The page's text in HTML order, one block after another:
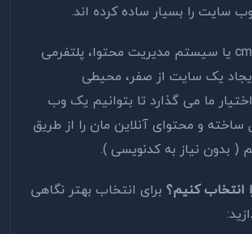
سایت را بسیار ساده کرده اند.
به زبان ساده، cms یا سیستم مدیریت محتوا، پلتفرمی
یک سایت از صفر، محیطی
اختیار ما می گذارد تا بتوانیم یک وب
ساخته و محتوای آنلاین مان را از طریق
( بدون نیاز به کدنویسی ).
برای انتخاب بهتر نگاهی